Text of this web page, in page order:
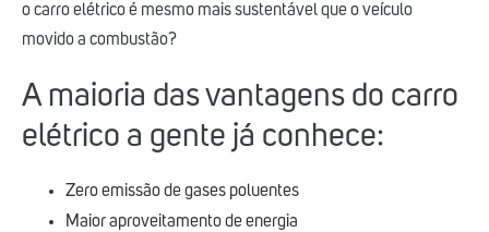
o carro elétrico é mesmo mais sustentável que o veículo
movido a combustão?
A maioria das vantagens do carro
elétrico a gente já conhece:
Zero emissão de gases poluentes
Maior aproveitamento de energia